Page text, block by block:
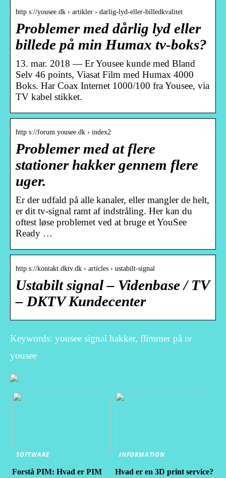
http s://yousee.dk › artikler › darlig-lyd-eller-billedkvalitet
Problemer med dårlig lyd eller
billede på min Humax tv-boks?
13. mar. 2018 — Er Yousee kunde med Bland
Selv 46 points, Viasat Film med Humax 4000
Boks. Har Coax Internet 1000/100 fra Yousee, via
TV kabel stikket.
http s://forum.yousee.dk › index2
Problemer med at flere
stationer hakker gennem flere
uger.
Er der udfald på alle kanaler, eller mangler de helt,
er dit tv-signal ramt af indstråling. Her kan du
oftest løse problemet ved at bruge et YouSee
Ready …
http s://kontakt.dktv.dk › articles › ustabilt-signal
Ustabilt signal – Videnbase / TV
– DKTV Kundecenter
Keywords: yousee signal hakker, flimmer på tv
yousee
SOFTWARE
Forstå PIM: Hvad er PIM
INFORMATION
Hvad er en 3D print service?